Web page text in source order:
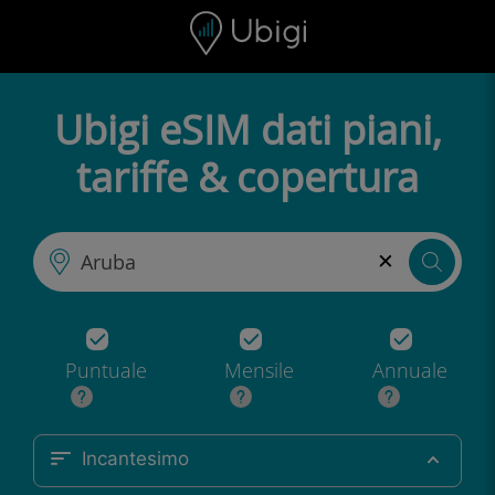
Barra di navigazione
Ubigi eSIM dati piani,
tariffe & copertura
×
Puntuale Mensile Annuale
Incantesimo